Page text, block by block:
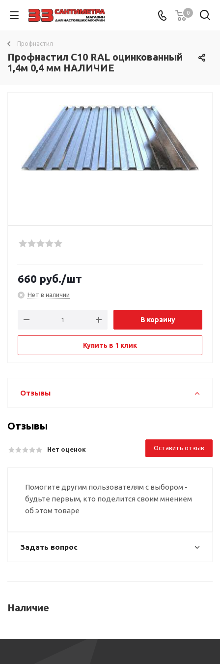
0
Профнастил
Профнастил С10 RAL оцинкованный
1,4м 0,4 мм НАЛИЧИЕ
660 руб./шт
Нет в наличии
В корзину
Купить в 1 клик
Отзывы
Отзывы
Нет оценок Оставить отзыв
Помогите другим пользователям с выбором -
будьте первым, кто поделится своим мнением
об этом товаре
Задать вопрос
Наличие